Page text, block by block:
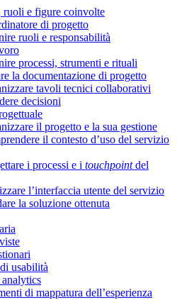
ruoli e figure coinvolte
di progetto
ruoli e responsabilità
processi, strumenti e rituali
la documentazione di progetto
tavoli tecnici collaborativi
decisioni
il progetto e la sua gestione
il contesto d’uso del servizio
i processi e i touchpointdel
l’interfaccia utente del servizio
la soluzione ottenuta
usabilità
di mappatura dell’esperienza